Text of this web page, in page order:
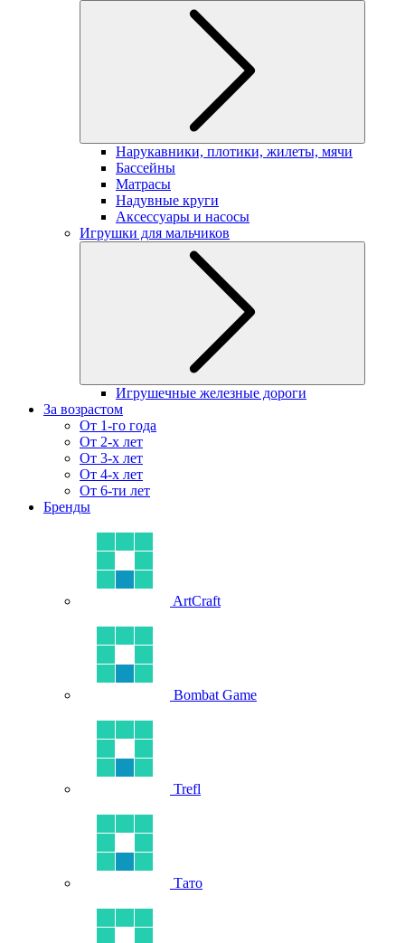
Нарукавники, плотики, жилеты, мячи
Бассейны
Матрасы
Надувные круги
Аксессуары и насосы
Игрушки для мальчиков
Игрушечные железные дороги
За возрастом
От 1-го года
От 2-х лет
От 3-х лет
От 4-х лет
От 6-ти лет
Бренды
ArtCraft
Bombat Game
Trefl
Тато